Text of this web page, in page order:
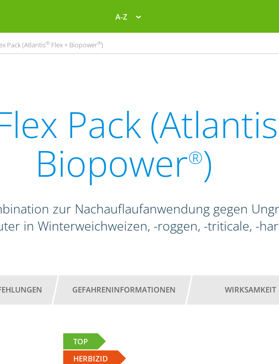
A-Z
Pack (Atlantis® Flex + Biopower®)
Pack (Atlantis
Biopower®)
zur Nachauflaufanwendung gegen
in Winterweichweizen, -roggen, -triticale, -
GEFAHRENINFORMATIONEN WIRKSAMKEIT
TOP
HERBIZID